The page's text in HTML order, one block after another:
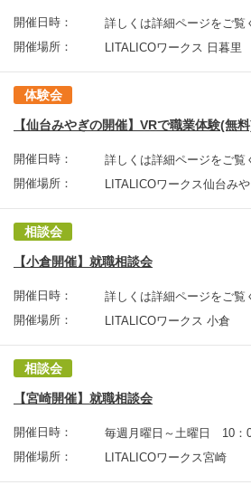
開催日時：
詳しくは詳細ページをご覧
開催場所：
LITALICOワークス 日暮里
体験会
【仙台みやぎの開催】VRで職業体験(無
開催日時：
詳しくは詳細ページをご覧
開催場所：
LITALICOワークス仙台み
相談会
【小倉開催】就職相談会
開催日時：
詳しくは詳細ページをご覧
開催場所：
LITALICOワークス 小倉
相談会
【宮崎開催】就職相談会
開催日時：
毎週月曜日～土曜日 10：
開催場所：
LITALICOワークス宮崎